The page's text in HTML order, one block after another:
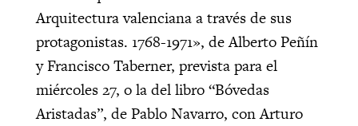
Arquitectura valenciana a través de sus
protagonistas. 1768-1971», de Alberto Peñín
y Francisco Taberner, prevista para el
miércoles 27, o la del libro “Bóvedas
Aristadas”, de Pablo Navarro, con Arturo